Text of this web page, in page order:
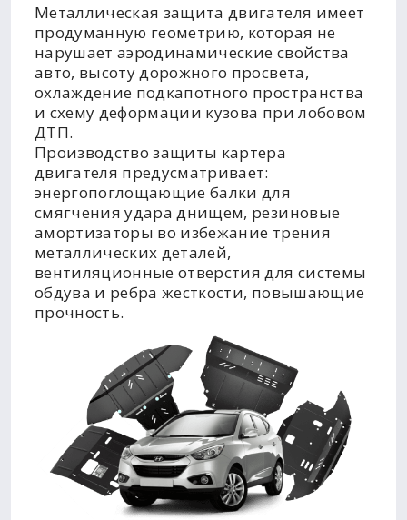
Металлическая защита двигателя имеет
продуманную геометрию, которая не
нарушает аэродинамические свойства
авто, высоту дорожного просвета,
охлаждение подкапотного пространства
и схему деформации кузова при лобовом
ДТП.
Производство защиты картера
двигателя предусматривает:
энергопоглощающие балки для
смягчения удара днищем, резиновые
амортизаторы во избежание трения
металлических деталей,
вентиляционные отверстия для системы
обдува и ребра жесткости, повышающие
прочность.